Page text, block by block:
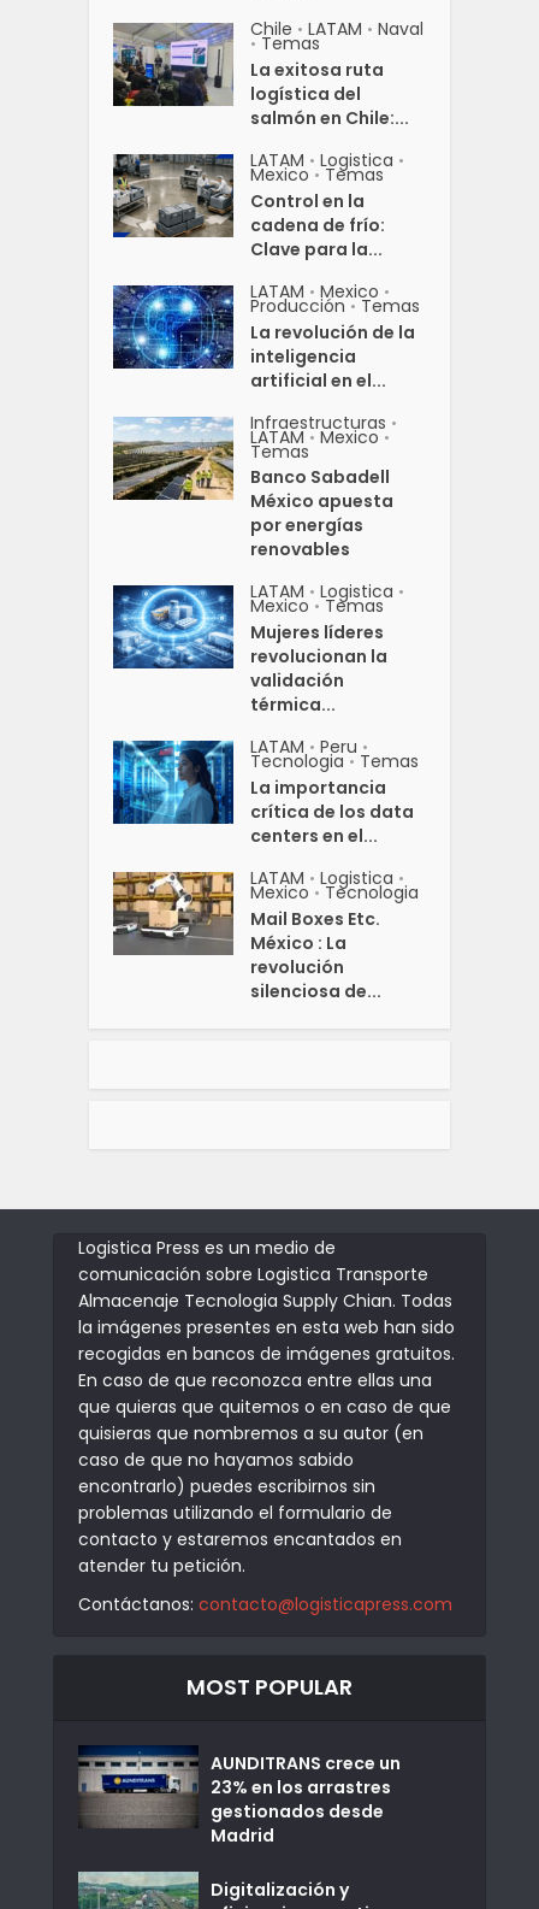
Chile • LATAM • Naval
• Temas
La exitosa ruta
logística del
salmón en Chile:...
LATAM • Logistica •
Mexico • Temas
Control en la
cadena de frío:
Clave para la...
LATAM • Mexico •
Producción • Temas
La revolución de la
inteligencia
artificial en el...
Infraestructuras •
LATAM • Mexico •
Temas
Banco Sabadell
México apuesta
por energías
renovables
LATAM • Logistica •
Mexico • Temas
Mujeres líderes
revolucionan la
validación
térmica...
LATAM • Peru •
Tecnologia • Temas
La importancia
crítica de los data
centers en el...
LATAM • Logistica •
Mexico • Tecnologia
Mail Boxes Etc.
México : La
revolución
silenciosa de...
Logistica Press es un medio de
comunicación sobre Logistica Transporte
Almacenaje Tecnologia Supply Chian. Todas
la imágenes presentes en esta web han sido
recogidas en bancos de imágenes gratuitos.
En caso de que reconozca entre ellas una
que quieras que quitemos o en caso de que
quisieras que nombremos a su autor (en
caso de que no hayamos sabido
encontrarlo) puedes escribirnos sin
problemas utilizando el formulario de
contacto y estaremos encantados en
atender tu petición.
Contáctanos: contacto@logisticapress.com
MOST POPULAR
AUNDITRANS crece un
23% en los arrastres
gestionados desde
Madrid
Digitalización y